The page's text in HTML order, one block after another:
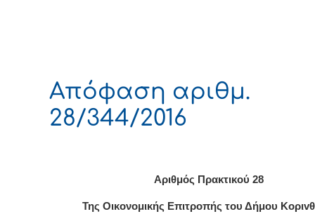
Απόφαση αριθμ.
28/344/2016
Αριθμός Πρακτικού 28
Της Οικονομικής Επιτρoπής τoυ Δήμoυ